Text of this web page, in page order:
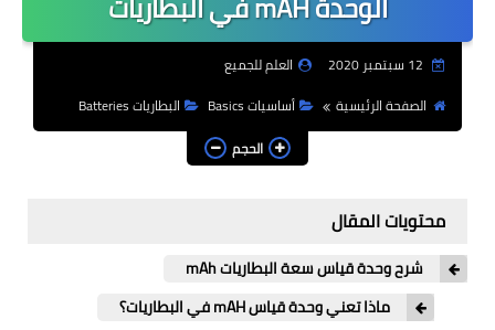
برامج ويندوز
أنظمة تشغيل
لغات برمجة
برامج الرياضيات والإحصاء
مشاريع الكترونية
مشاريع دارات الكترونية
العلم للجميع
الصفحة الرئيسية
أساسيات Basics
البطاريات Batteries
الحجم
محتويات المقال
شرح وحدة قياس سعة البطاريات mAh
ماذا تعني وحدة قياس mAH في البطاريات؟